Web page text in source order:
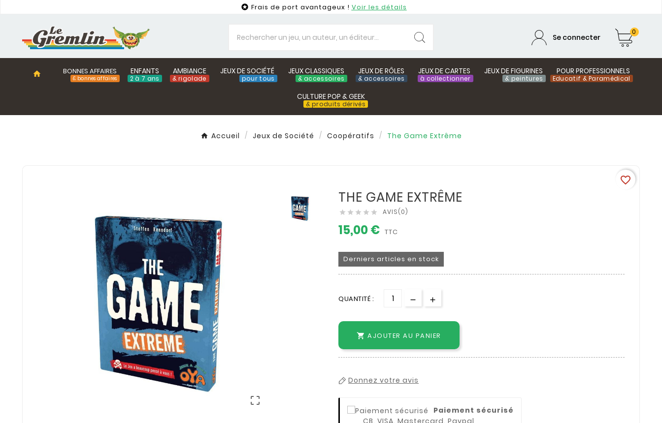
 Frais de port avantageux ! Voir les détails
Se connecter
0
home BONNES AFFAIRES
& bonnes affaires
ENFANTS
2 à 7 ans
AMBIANCE
& rigolade
JEUX DE SOCIÉTÉ
pour tous
JEUX CLASSIQUES
& accessoires
JEUX DE RÔLES
& accessoires
JEUX DE CARTES
à collectionner
JEUX DE FIGURINES
& peintures
POUR PROFESSIONNELS
Educatif & Paramédical
CULTURE POP & GEEK
& produits dérivés
Accueil Jeux de Société Coopératifs The Game Extrême
favorite_border

THE GAME EXTRÊME
     AVIS(0)
15,00 € TTC
Derniers articles en stock
QUANTITÉ :
 AJOUTER AU PANIER
Donnez votre avis
Paiement sécurisé
CB, VISA, Mastercard, Paypal